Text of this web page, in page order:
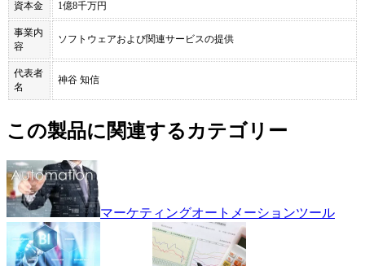
資本金 1億8千万円
事業内
容
ソフトウェアおよび関連サービスの提供
代表者
名
神谷 知信
この製品に関連するカテゴリー
マーケティングオートメーションツール